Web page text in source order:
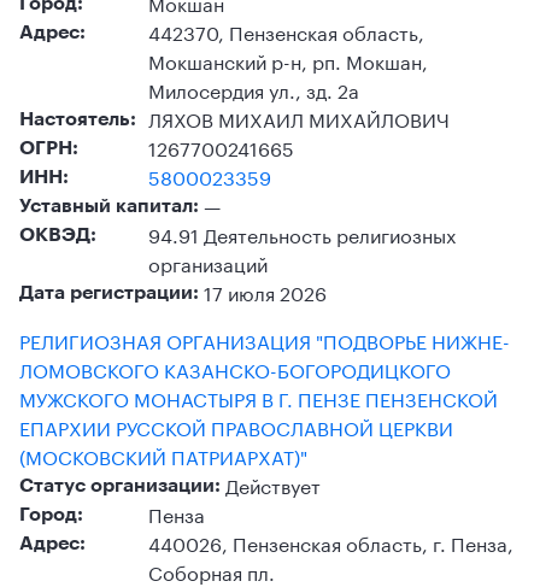
Адрес:
442370, Пензенская область,
Мокшанский р-н, рп. Мокшан,
Милосердия ул., зд. 2а
Настоятель: ЛЯХОВ МИХАИЛ МИХАЙЛОВИЧ
ОГРН: 1267700241665
ИНН: 5800023359
Уставный капитал: —
ОКВЭД:
94.91 Деятельность религиозных
организаций
Дата регистрации: 17 июля 2026
РЕЛИГИОЗНАЯ ОРГАНИЗАЦИЯ "ПОДВОРЬЕ НИЖНЕ-
ЛОМОВСКОГО КАЗАНСКО-БОГОРОДИЦКОГО
МУЖСКОГО МОНАСТЫРЯ В Г. ПЕНЗЕ ПЕНЗЕНСКОЙ
ЕПАРХИИ РУССКОЙ ПРАВОСЛАВНОЙ ЦЕРКВИ
(МОСКОВСКИЙ ПАТРИАРХАТ)"
Статус организации: Действует
Город: Пенза
Адрес:
440026, Пензенская область, г. Пенза,
Соборная пл.